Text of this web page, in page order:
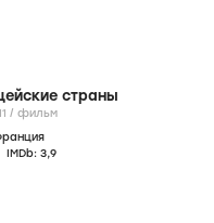
страны
/ фильм
IMDb: 3,9